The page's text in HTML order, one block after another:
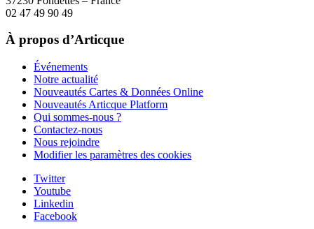
02 47 49 90 49
À propos d’Articque
Événements
Notre actualité
Nouveautés Cartes & Données Online
Nouveautés Articque Platform
Qui sommes-nous ?
Contactez-nous
Nous rejoindre
Modifier les paramètres des cookies
Twitter
Youtube
Linkedin
Facebook